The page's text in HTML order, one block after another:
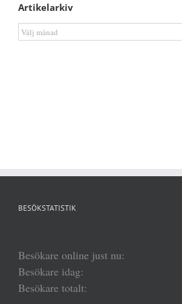
Artikelarkiv
Artikelarkiv
BESÖKSTATISTIK
Besökare online just nu:
Besökare idag:
Besökare totalt: